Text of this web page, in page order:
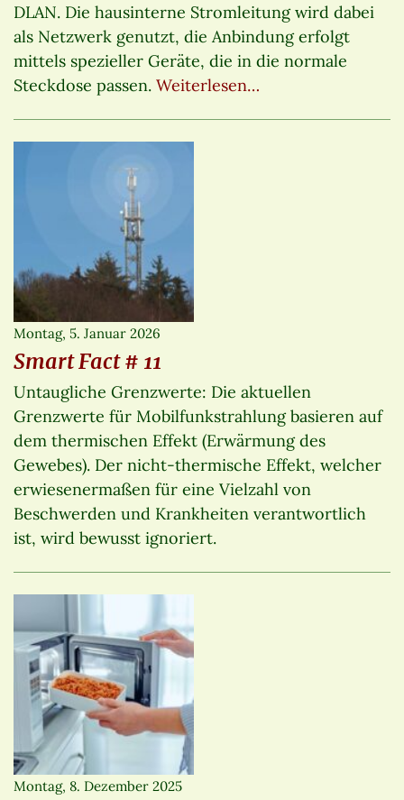
DLAN. Die hausinterne Stromleitung wird dabei
als Netzwerk genutzt, die Anbindung erfolgt
mittels spezieller Geräte, die in die normale
Steckdose passen. Weiterlesen…
Montag, 5. Januar 2026
Smart Fact # 11
Untaugliche Grenzwerte: Die aktuellen
Grenzwerte für Mobilfunkstrahlung basieren auf
dem thermischen Effekt (Erwärmung des
Gewebes). Der nicht-thermische Effekt, welcher
erwiesenermaßen für eine Vielzahl von
Beschwerden und Krankheiten verantwortlich
ist, wird bewusst ignoriert.
Montag, 8. Dezember 2025